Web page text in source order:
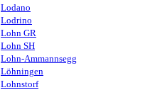
Lodano
Lodrino
Lohn GR
Lohn SH
Lohn-Ammannsegg
Löhningen
Lohnstorf